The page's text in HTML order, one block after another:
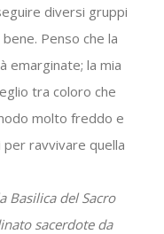
diversi gruppi
Penso che la
emarginate; la mia
tra coloro che
molto freddo e
ravvivare quella
Basilica del Sacro
sacerdote da